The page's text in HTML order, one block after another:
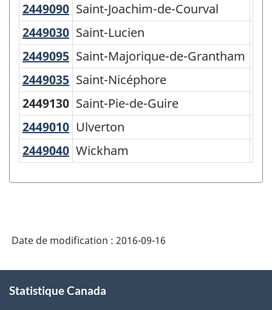
2449090 Saint-Joachim-de-Courval
Saint-Joachim-de-Courval
2449030 Saint-Lucien
Saint-Lucien
2449095 Saint-Majorique-de-Grantham
Saint-Majorique-de-Grantham
2449035 Saint-Nicéphore
Saint-Nicéphore
2449130 Saint-Pie-de-Guire
2449010 Ulverton
Ulverton
2449040 Wickham
Wickham
Date de modification : 2016-09-16
propos
Statistique Canada